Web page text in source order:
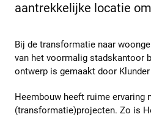
aantrekkelijke locatie
Bij de transformatie naar
van het voormalig stadskantoor
ontwerp is gemaakt door
Heembouw heeft ruime ervaring
(transformatie)projecten. Zo is